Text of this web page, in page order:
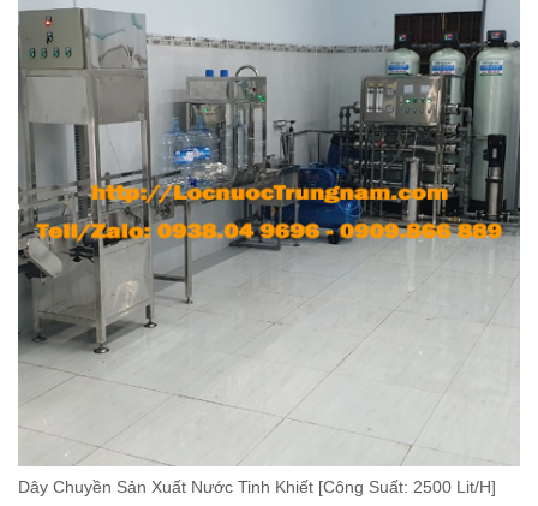
Dây Chuyền Sản Xuất Nước Tinh Khiết [Công Suất: 2500 Lit/H]